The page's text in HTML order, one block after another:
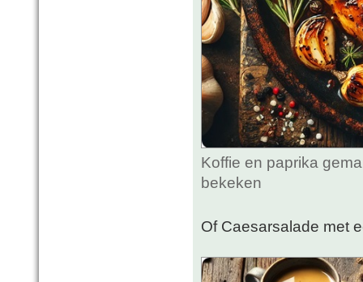
Koffie en paprika
bekeken
Of Caesarsalade met